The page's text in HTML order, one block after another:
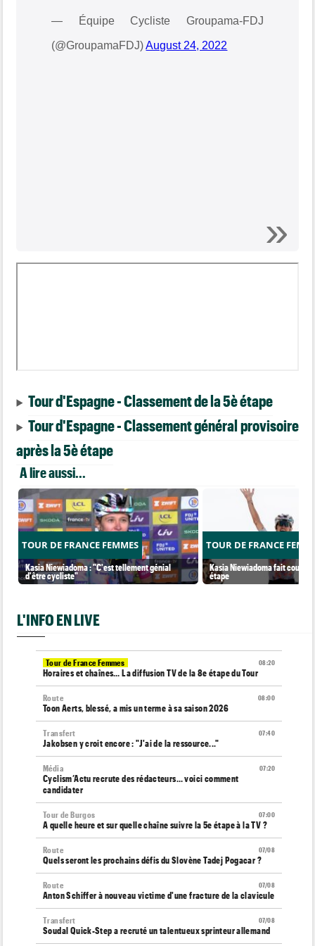
— Équipe Cycliste Groupama-FDJ
(@GroupamaFDJ)August 24, 2022
Tour d'Espagne - Classement de la 5è étape
Tour d'Espagne - Classement général provisoire
après la 5è étape
A lire aussi...
TOUR DE FRANCE FEMMES
Kasia Niewiadoma : "C'est tellement génial
d'être cycliste"
TOUR DE FRANCE
Kasia Niewiadoma fait coup
étape
L'INFO EN LIVE
08:20
Tour de France Femmes
Horaires et chaînes… La diffusion TV de la 8e étape du Tour
08:00
Route
Toon Aerts, blessé, a mis un terme à sa saison 2026
07:40
Transfert
Jakobsen y croit encore : "J'ai de la ressource..."
07:20
Média
Cyclism’Actu recrute des rédacteurs… voici comment
candidater
07:00
Tour de Burgos
A quelle heure et sur quelle chaîne suivre la 5e étape à la TV ?
07/08
Route
Quels seront les prochains défis du Slovène Tadej Pogacar ?
07/08
Route
Anton Schiffer à nouveau victime d'une fracture de la clavicule
07/08
Transfert
Soudal Quick-Step a recruté un talentueux sprinteur allemand